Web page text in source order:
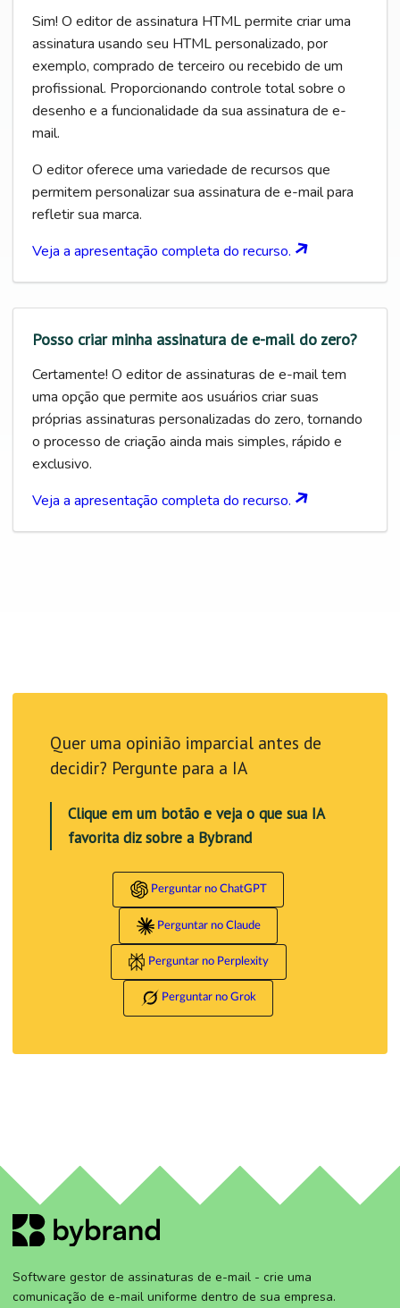
Sim! O editor de assinatura HTML permite criar uma
assinatura usando seu HTML personalizado, por
exemplo, comprado de terceiro ou recebido de um
profissional. Proporcionando controle total sobre o
desenho e a funcionalidade da sua assinatura de e-
mail.
O editor oferece uma variedade de recursos que
permitem personalizar sua assinatura de e-mail para
refletir sua marca.
Veja a apresentação completa do recurso.
Posso criar minha assinatura de e-mail do zero?
Certamente! O editor de assinaturas de e-mail tem
uma opção que permite aos usuários criar suas
próprias assinaturas personalizadas do zero, tornando
o processo de criação ainda mais simples, rápido e
exclusivo.
Veja a apresentação completa do recurso.
Quer uma opinião imparcial antes de
decidir? Pergunte para a IA
Clique em um botão e veja o que sua IA
favorita diz sobre a Bybrand
Perguntar no ChatGPT
Perguntar no Claude
Perguntar no Perplexity
Perguntar no Grok
Software gestor de assinaturas de e-mail - crie uma
comunicação de e-mail uniforme dentro de sua empresa.